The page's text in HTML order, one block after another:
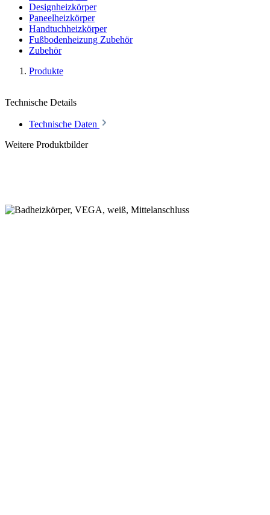
Designheizkörper
Paneelheizkörper
Handtuchheizkörper
Fußbodenheizung Zubehör
Zubehör
Produkte
Technische Details
Technische Daten
Weitere Produktbilder